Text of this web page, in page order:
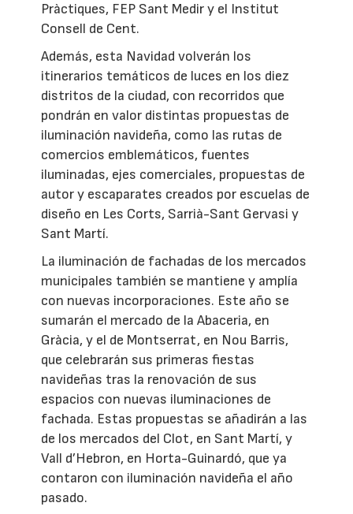
Pràctiques, FEP Sant Medir y el Institut
Consell de Cent.
Además, esta Navidad volverán los
itinerarios temáticos de luces en los diez
distritos de la ciudad, con recorridos que
pondrán en valor distintas propuestas de
iluminación navideña, como las rutas de
comercios emblemáticos, fuentes
iluminadas, ejes comerciales, propuestas de
autor y escaparates creados por escuelas de
diseño en Les Corts, Sarrià-Sant Gervasi y
Sant Martí.
La iluminación de fachadas de los mercados
municipales también se mantiene y amplía
con nuevas incorporaciones. Este año se
sumarán el mercado de la Abaceria, en
Gràcia, y el de Montserrat, en Nou Barris,
que celebrarán sus primeras fiestas
navideñas tras la renovación de sus
espacios con nuevas iluminaciones de
fachada. Estas propuestas se añadirán a las
de los mercados del Clot, en Sant Martí, y
Vall d’Hebron, en Horta-Guinardó, que ya
contaron con iluminación navideña el año
pasado.